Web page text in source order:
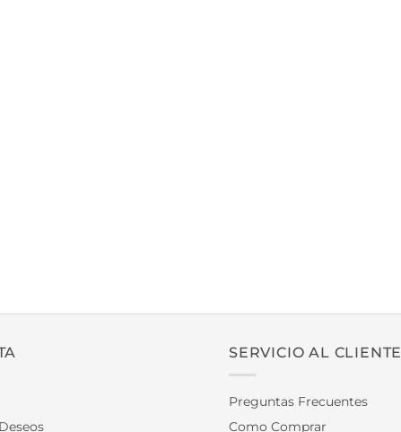
SERVICIO AL CLIENTE
Preguntas Frecuentes
Como Comprar